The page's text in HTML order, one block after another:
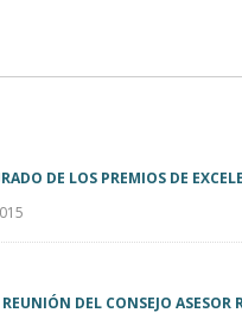
DE LOS PREMIOS DE
DEL CONSEJO